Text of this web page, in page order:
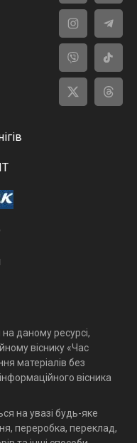
на даному ресурсі,
віснику «Час
матеріалів без
вісника
на увазі будь-яке
переробка, переклад,